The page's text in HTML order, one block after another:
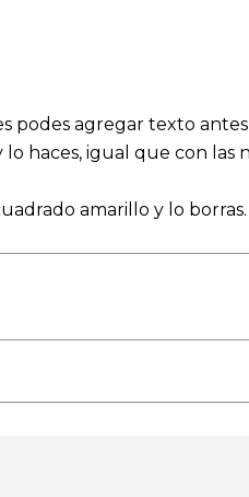
podes agregar texto
haces, igual que con las
amarillo y lo borras.